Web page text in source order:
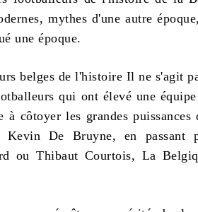
mythes d'une autre
une époque.
belges de l'histoire Il ne s'agit
qui ont élevé une équipe
à côtoyer les grandes
De Bruyne, en passant
ou Thibaut Courtois, La